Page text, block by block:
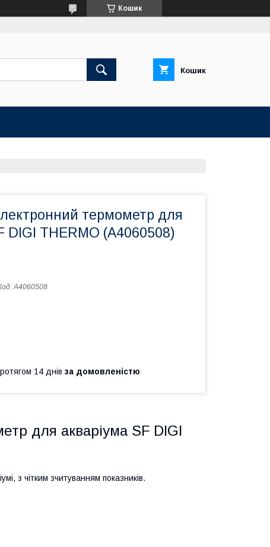
Кошик
Кошик
термометр для
DIGI THERMO (A4060508)
A4060508
14 днів за домовленістю
для акваріума SF DIGI
з чітким зчитуванням показників.